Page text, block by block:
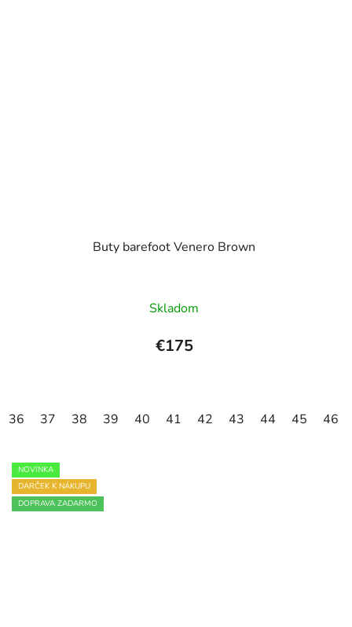
Buty barefoot Venero Brown
Skladom
€175
36 37 38 39 40 41 42 43 44 45 46
NOVINKA
DARČEK K NÁKUPU
DOPRAVA ZADARMO